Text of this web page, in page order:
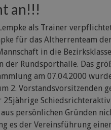
an!!!
als Trainer
für das Altherrenteam
in die
Rundsporthalle. Das
am 07.04.2000
2. Vorstandsvorsitzenden
persönlichen Gründen
es der Vereinsführung